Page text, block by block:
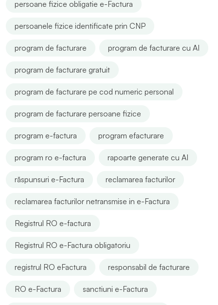
persoane fizice obligatie e-Factura
persoanele fizice identificate prin CNP
program de facturare program de facturare cu AI
program de facturare gratuit
program de facturare pe cod numeric personal
program de facturare persoane fizice
program e-factura program efacturare
program ro e-factura rapoarte generate cu AI
răspunsuri e-Factura reclamarea facturilor
reclamarea facturilor netransmise in e-Factura
Registrul RO e-factura
Registrul RO e-Factura obligatoriu
registrul RO eFactura responsabil de facturare
RO e-Factura sanctiuni e-Factura